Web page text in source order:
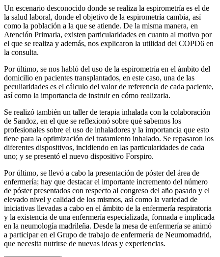
Un escenario desconocido donde se realiza la espirometría es el de
la salud laboral, donde el objetivo de la espirometría cambia, así
como la población a la que se atiende. De la misma manera, en
Atención Primaria, existen particularidades en cuanto al motivo por
el que se realiza y además, nos explicaron la utilidad del COPD6 en
la consulta.
Por último, se nos habló del uso de la espirometría en el ámbito del
domicilio en pacientes transplantados, en este caso, una de las
peculiaridades es el cálculo del valor de referencia de cada paciente,
así como la importancia de instruir en cómo realizarla.
Se realizó también un taller de terapia inhalada con la colaboración
de Sandoz, en el que se reflexionó sobre qué sabemos los
profesionales sobre el uso de inhaladores y la importancia que esto
tiene para la optimización del tratamiento inhalado. Se repasaron los
diferentes dispositivos, incidiendo en las particularidades de cada
uno; y se presentó el nuevo dispositivo Forspiro.
Por último, se llevó a cabo la presentación de póster del área de
enfermería; hay que destacar el importante incremento del número
de póster presentados con respecto al congreso del año pasado y el
elevado nivel y calidad de los mismos, así como la variedad de
iniciativas llevadas a cabo en el ámbito de la enfermería respiratoria
y la existencia de una enfermería especializada, formada e implicada
en la neumología madrileña. Desde la mesa de enfermería se animó
a participar en el Grupo de trabajo de enfermería de Neumomadrid,
que necesita nutrirse de nuevas ideas y experiencias.